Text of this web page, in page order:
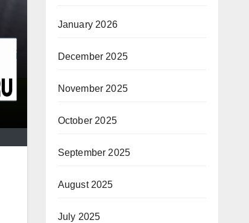
January 2026
December 2025
November 2025
October 2025
September 2025
August 2025
July 2025